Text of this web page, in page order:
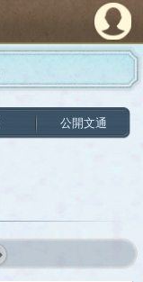
PandoraPartyProject
公開文通